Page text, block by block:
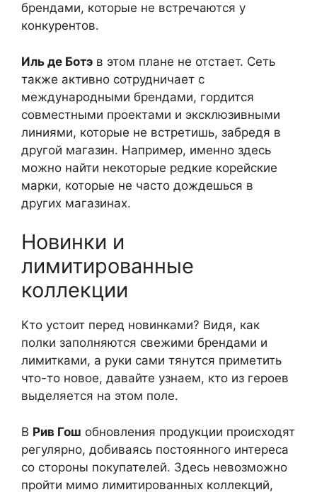
брендами, которые не встречаются у
конкурентов.
Иль де Ботэ в этом плане не отстает. Сеть
также активно сотрудничает с
международными брендами, гордится
совместными проектами и эксклюзивными
линиями, которые не встретишь, забредя в
другой магазин. Например, именно здесь
можно найти некоторые редкие корейские
марки, которые не часто дождешься в
других магазинах.
Новинки и
лимитированные
коллекции
Кто устоит перед новинками? Видя, как
полки заполняются свежими брендами и
лимитками, а руки сами тянутся приметить
что-то новое, давайте узнаем, кто из героев
выделяется на этом поле.
В Рив Гош обновления продукции происходят
регулярно, добиваясь постоянного интереса
со стороны покупателей. Здесь невозможно
пройти мимо лимитированных коллекций,